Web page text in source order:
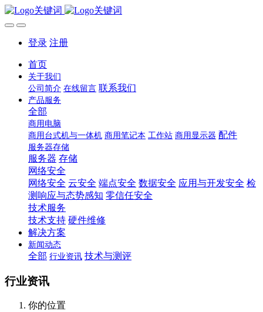
登录 注册
首页
关于我们
公司简介 在线留言 联系我们
产品服务
全部
商用电脑
商用台式机与一体机 商用笔记本 工作站 商用显示器 配件
服务器存储
服务器 存储
网络安全
网络安全 云安全 端点安全 数据安全 应用与开发安全 检
测响应与态势感知 零信任安全
技术服务
技术支持 硬件维修
解决方案
新闻动态
全部 行业资讯 技术与测评
行业资讯
你的位置